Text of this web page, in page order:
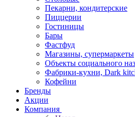
Пекарни, кондитерские
Пиццерии
Гостиницы
Бары
Фастфуд
Магазины, супермаркеты
Объекты социального
Фабрики-кухни, Dark
Кофейни
Бренды
Акции
Компания